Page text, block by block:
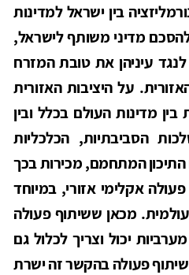
בין ישראל למדינות
מדיני משותף לישראל,
עיניהן את טובת המזרח
על היציבות האזורית
מדינות העולם בכלל ובין
הסביבתיות, הכלכליות
התיכון המתחמם, מכירות בכך
אקלימי אזורי, במיוחד
מכאן ששיתוף פעולה
יכול וצריך לכלול גם
פעולה בהקשר זה ישרת